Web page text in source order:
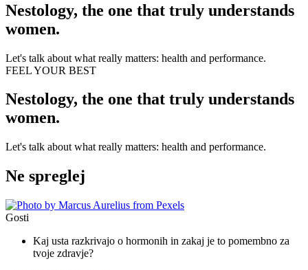
Nestology, the one that truly understands
women.
Let's talk about what really matters: health and performance.
FEEL YOUR BEST
Nestology, the one that truly understands
women.
Let's talk about what really matters: health and performance.
Ne spreglej
Gosti
Kaj usta razkrivajo o hormonih in zakaj je to pomembno za
tvoje zdravje?